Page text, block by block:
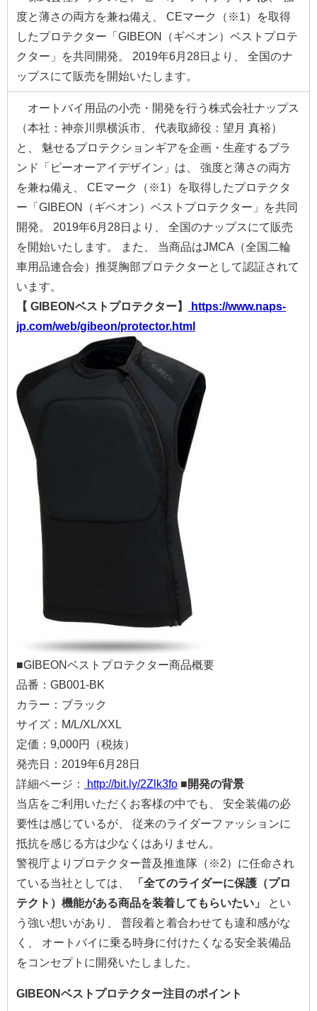
度と薄さの両方を兼ね備え、 CEマーク（※1）を取得
したプロテクター「GIBEON（ギベオン）ベストプロテ
クター」を共同開発。 2019年6月28日より、 全国のナ
ップスにて販売を開始いたします。
オートバイ用品の小売・開発を行う株式会社ナップス
（本社：神奈川県横浜市、 代表取締役：望月 真裕）
と、 魅せるプロテクションギアを企画・生産するブラ
ンド「ピーオーアイデザイン」は、 強度と薄さの両方
を兼ね備え、 CEマーク（※1）を取得したプロテクタ
ー「GIBEON（ギベオン）ベストプロテクター」を共同
開発。 2019年6月28日より、 全国のナップスにて販売
を開始いたします。 また、 当商品はJMCA（全国二輪
車用品連合会）推奨胸部プロテクターとして認証されて
います。
【 GIBEONベストプロテクター】
https://www.naps-
jp.com/web/gibeon/protector.html
■GIBEONベストプロテクター商品概要
品番：GB001-BK
カラー：ブラック
サイズ：M/L/XL/XXL
定価：9,000円（税抜）
発売日：2019年6月28日
詳細ページ：
http://bit.ly/2Zlk3fo ■開発の背景
当店をご利用いただくお客様の中でも、 安全装備の必
要性は感じているが、 従来のライダーファッションに
抵抗を感じる方は少なくはありません。
警視庁よりプロテクター普及推進隊（※2）に任命され
ている当社としては、
「全てのライダーに保護（プロ
テクト）機能がある商品を装着してもらいたい」
とい
う強い想いがあり、 普段着と着合わせても違和感がな
く、 オートバイに乗る時身に付けたくなる安全装備品
をコンセプトに開発いたしました。
GIBEONベストプロテクター注目のポイント